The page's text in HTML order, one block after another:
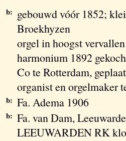
b: gebouwd vóór 1852;
Broekhyzen
orgel in hoogst
harmonium 1892
Co te Rotterdam,
organist en orgelmaker
b: Fa. Adema 1906
b: Fa. van Dam,
LEEUWARDEN RK